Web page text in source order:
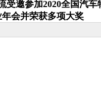
受邀参加2020全国汽车
年会并荣获多项大奖